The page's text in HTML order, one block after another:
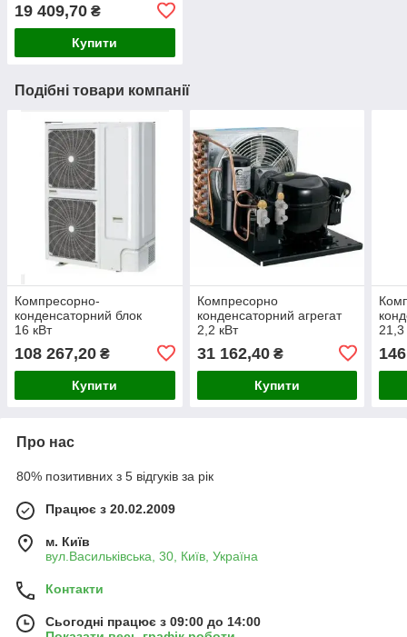
19 409,70 ₴
Купити
Подібні товари компанії
Компресорно-
конденсаторний блок
16 кВт
108 267,20 ₴
Купити
Компресорно
конденсаторний агрегат
2,2 кВт
31 162,40₴
Купити
21,3
Про нас
80% позитивних з 5 відгуків за рік
Працює з 20.02.2009
м. Київ
вул.Васильківська, 30, Київ, Україна
Контакти
Сьогодні працює з 09:00 до 14:00